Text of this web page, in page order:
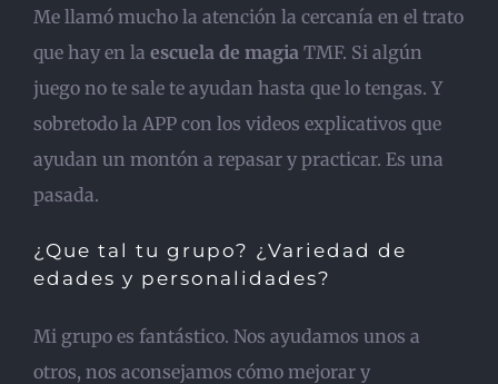
Me llamó mucho la atención la cercanía en el trato
que hay en la escuela de magia TMF. Si algún
juego no te sale te ayudan hasta que lo tengas. Y
sobretodo la APP con los videos explicativos que
ayudan un montón a repasar y practicar. Es una
pasada.
¿Que tal tu grupo? ¿Variedad de
edades y personalidades?
Mi grupo es fantástico. Nos ayudamos unos a
otros, nos aconsejamos cómo mejorar y